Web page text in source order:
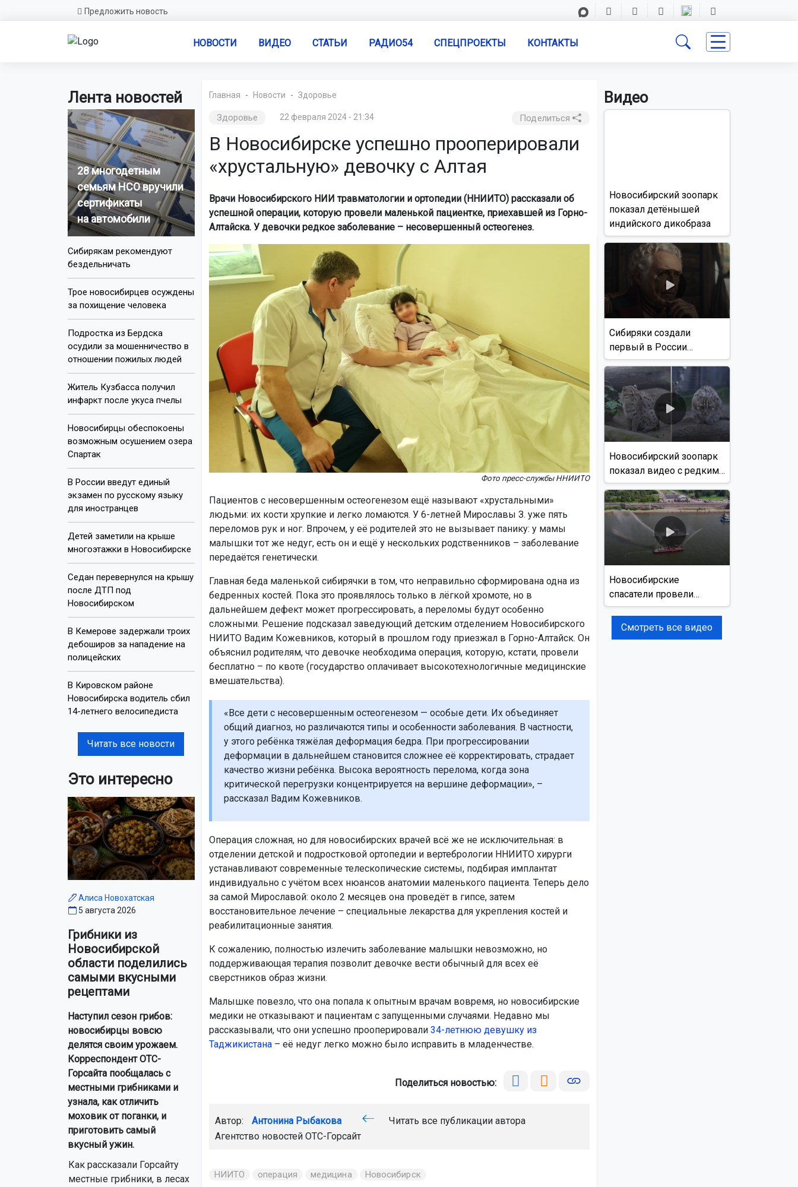
Предложить новость
НОВОСТИ ВИДЕО СТАТЬИ РАДИО54 СПЕЦПРОЕКТЫ КОНТАКТЫ
Лента новостей
28 многодетным
семьям НСО вручили
сертификаты
на автомобили
Сибирякам рекомендуют
бездельничать
Трое новосибирцев осуждены
за похищение человека
Подростка из Бердска
осудили за мошенничество в
отношении пожилых людей
Житель Кузбасса получил
инфаркт после укуса пчелы
Новосибирцы обеспокоены
возможным осушением озера
Спартак
В России введут единый
экзамен по русскому языку
для иностранцев
Детей заметили на крыше
многоэтажки в Новосибирске
Седан перевернулся на крышу
после ДТП под
Новосибирском
В Кемерове задержали троих
дебоширов за нападение на
полицейских
В Кировском районе
Новосибирска водитель сбил
14-летнего велосипедиста
Читать все новости
Это интересно
Алиса Новохатская
5 августа 2026
Грибники из
Новосибирской
области поделились
самыми вкусными
рецептами
Наступил сезон грибов:
новосибирцы вовсю
делятся своим урожаем.
Корреспондент ОТС-
Горсайта пообщалась с
местными грибниками и
узнала, как отличить
моховик от поганки, и
приготовить самый
вкусный ужин.
Как рассказали Горсайту
местные грибники, в лесах
Главная Новости Здоровье
Здоровье 22 февраля 2024 - 21:34 Поделиться
В Новосибирске успешно прооперировали
«хрустальную» девочку с Алтая
Врачи Новосибирского НИИ травматологии и ортопедии (ННИИТО) рассказали об
успешной операции, которую провели маленькой пациентке, приехавшей из Горно-
Алтайска. У девочки редкое заболевание – несовершенный остеогенез.
Фото пресс-службы ННИИТО
Пациентов с несовершенным остеогенезом ещё называют «хрустальными»
людьми: их кости хрупкие и легко ломаются. У 6-летней Мирославы З. уже пять
переломов рук и ног. Впрочем, у её родителей это не вызывает панику: у мамы
малышки тот же недуг, есть он и ещё у нескольких родственников – заболевание
передаётся генетически.
Главная беда маленькой сибирячки в том, что неправильно сформирована одна из
бедренных костей. Пока это проявлялось только в лёгкой хромоте, но в
дальнейшем дефект может прогрессировать, а переломы будут особенно
сложными. Решение подсказал заведующий детским отделением Новосибирского
НИИТО Вадим Кожевников, который в прошлом году приезжал в Горно-Алтайск. Он
объяснил родителям, что девочке необходима операция, которую, кстати, провели
бесплатно – по квоте (государство оплачивает высокотехнологичные медицинские
вмешательства).
«Все дети с несовершенным остеогенезом — особые дети. Их объединяет
общий диагноз, но различаются типы и особенности заболевания. В частности,
у этого ребёнка тяжёлая деформация бедра. При прогрессировании
деформации в дальнейшем становится сложнее её корректировать, страдает
качество жизни ребёнка. Высока вероятность перелома, когда зона
критической перегрузки концентрируется на вершине деформации», –
рассказал Вадим Кожевников.
Операция сложная, но для новосибирских врачей всё же не исключительная: в
отделении детской и подростковой ортопедии и вертебрологии ННИИТО хирурги
устанавливают современные телескопические системы, подбирая имплантат
индивидуально с учётом всех нюансов анатомии маленького пациента. Теперь дело
за самой Мирославой: около 2 месяцев она проведёт в гипсе, затем
восстановительное лечение – специальные лекарства для укрепления костей и
реабилитационные занятия.
К сожалению, полностью излечить заболевание малышки невозможно, но
поддерживающая терапия позволит девочке вести обычный для всех её
сверстников образ жизни.
Малышке повезло, что она попала к опытным врачам вовремя, но новосибирские
медики не отказывают и пациентам с запущенными случаями. Недавно мы
рассказывали, что они успешно прооперировали 34-летнюю девушку из
Таджикистана– её недуг легко можно было исправить в младенчестве.
Поделиться новостью:
Автор: Антонина Рыбакова
Читать все публикации автора
Агентство новостей ОТС-Горсайт
НИИТО операция медицина Новосибирск
Видео
Новосибирский зоопарк
показал детёнышей
индийского дикобраза
Сибиряки создали
первый в России
документальный фильм
с использованием ИИ
Новосибирский зоопарк
показал видео с редким
виверровым котом
Новосибирские
спасатели провели
учения на реке Обь
Смотреть все видео